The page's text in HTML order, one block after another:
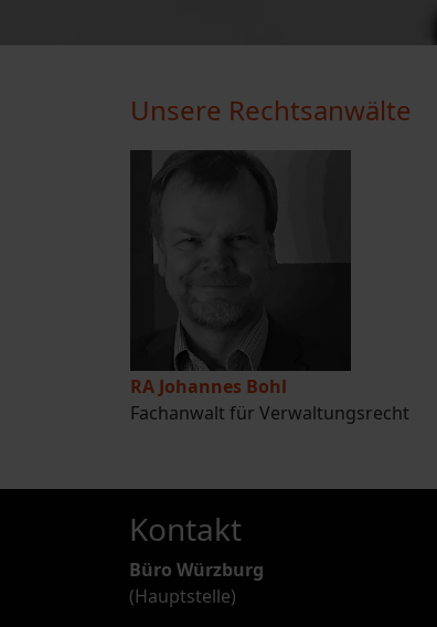
Unsere Rechtsanwälte
RA Johannes Bohl
Fachanwalt für Verwaltungsrecht
Kontakt
Büro Würzburg
(Hauptstelle)